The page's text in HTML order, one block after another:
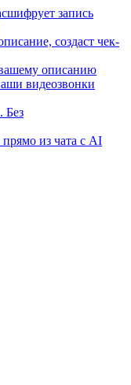
запись
создаст чек-
описанию
видеозвонки
Без
из чата с AI